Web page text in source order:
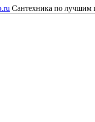
Сантехника по лучшим